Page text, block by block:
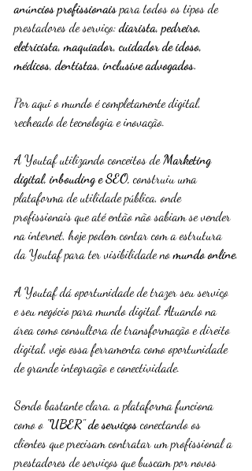
anúncios profissionais para todos os tipos de
prestadores de serviço: diarista, pedreiro,
eletricista, maquiador, cuidador de idoso,
médicos, dentistas, inclusive advogados.
Por aqui o mundo é completamente digital,
recheado de tecnologia e inovação.
A Youtaf utilizando conceitos de Marketing
digital, inbouding e SEO, construiu uma
plataforma de utilidade pública, onde
profissionais que até então não sabiam se vender
na internet, hoje podem contar com a estrutura
da Youtaf para ter visibilidade no mundo online.
A Youtaf dá oportunidade de trazer seu serviço
e seu negócio para mundo digital. Atuando na
área como consultora de transformação e direito
digital, vejo essa ferramenta como oportunidade
de grande integração e conectividade.
Sendo bastante clara, a plataforma funciona
como o ''UBER" de serviços conectando os
clientes que precisam contratar um profissional a
prestadores de serviços que buscam por novos